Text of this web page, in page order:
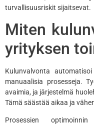
turvallisuusriskit sijaitsevat.
Miten
yrityksen
Kulunvalvonta
manuaalisia prosesseja.
avaimia, ja järjestelmä
Tämä säästää aikaa ja
Prosessien